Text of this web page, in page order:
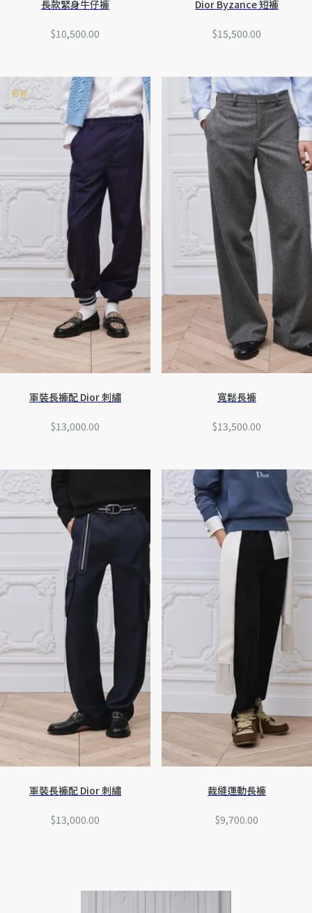
長款緊身牛仔褲
$10,500.00
Dior Byzance 短褲
$15,500.00
預售
軍裝長褲配 Dior 刺繡
$13,000.00
寬鬆長褲
$13,500.00
軍裝長褲配 Dior 刺繡
$13,000.00
裁縫運動長褲
$9,700.00